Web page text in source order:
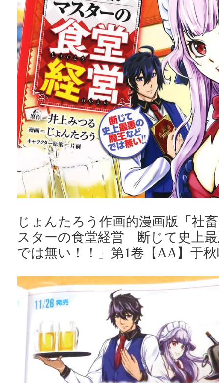
じょんたろう作画的漫画版「社
スターの食堂経営 断じて史上
では無い！！」第1卷【AA】于